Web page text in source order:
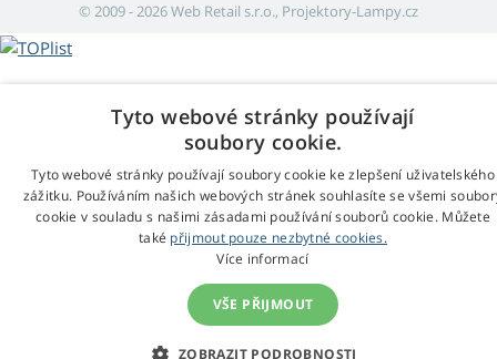
© 2009 - 2026 Web Retail s.r.o., Projektory-Lampy.cz
Tyto webové stránky používají
soubory cookie.
Tyto webové stránky používají soubory cookie ke zlepšení uživatelského
zážitku. Používáním našich webových stránek souhlasíte se všemi
cookie v souladu s našimi zásadami používání souborů cookie. Můžete
také přijmout pouze nezbytné cookies.
Více informací
VŠE PŘIJMOUT
ZOBRAZIT PODROBNOSTI